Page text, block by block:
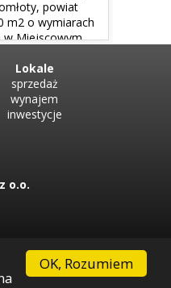
OK, Rozumiem
powiat
m2 o wymiarach
w Miejscowym
Lokale
sprzedaż
wynajem
inwestycje
o.o.